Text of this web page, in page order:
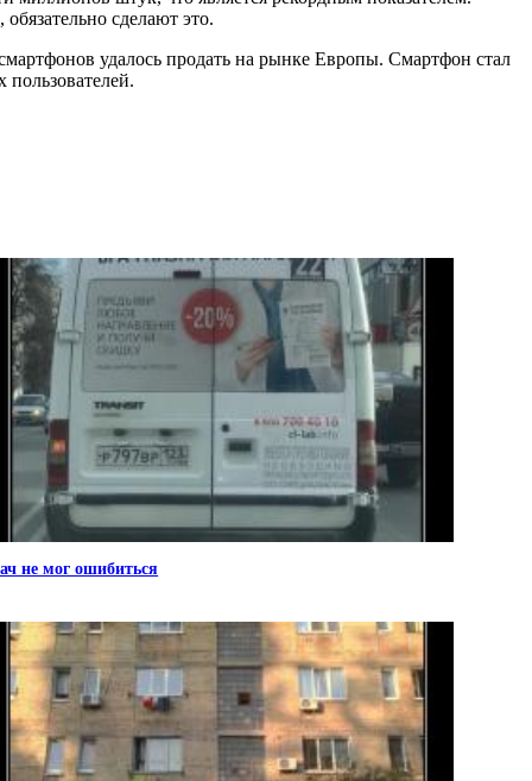
сделают это.
удалось продать на рынке Европы. Смартфон стал
не мог ошибиться